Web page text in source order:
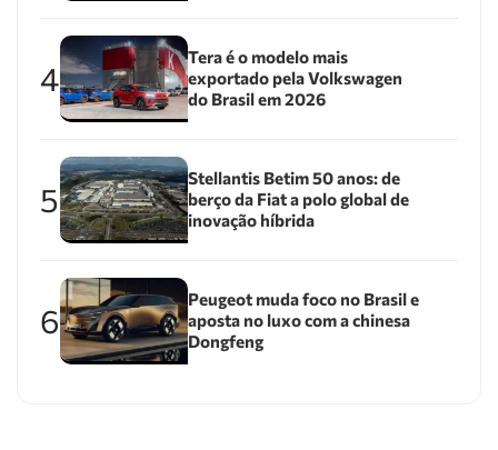
4
Tera é o modelo mais
exportado pela Volkswagen
do Brasil em 2026
5
Stellantis Betim 50 anos: de
berço da Fiat a polo global de
inovação híbrida
6
Peugeot muda foco no Brasil e
aposta no luxo com a chinesa
Dongfeng